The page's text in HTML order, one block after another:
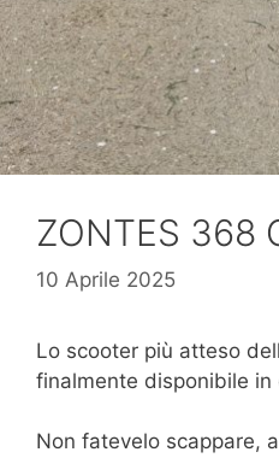
ZONTES 368
10 Aprile 2025
Lo scooter più atteso
finalmente disponibile in
Non fatevelo scappare,